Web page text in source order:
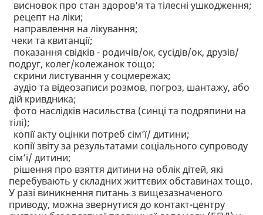
висновок про стан здоров'я та тілесні ушкодження;
рецепт на ліки;
направлення на лікування;
чеки та квитанції;
показання свідків - родичів/ок, сусідів/ок, друзів/
подруг, колег/колежанок тощо;
скрини листування у соцмережах;
аудіо та відеозаписи розмов, погроз, шантажу, або
дій кривдника;
фото наслідків насильства (синці та подряпини на
тілі);
копії акту оцінки потреб сімʼї/ дитини;
копії звіту за результатами соціального супроводу
сімʼї/ дитини;
рішення про взяття дитини на облік дітей, які
перебувають у складних життєвих обставинах тощо.
У разі виникнення питань з вищезазначеного
приводу, можна звернутися до контакт-центру